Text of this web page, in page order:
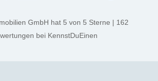
thanks, and a huge part of
the credit goes to Amelie
Jamrowâ€”she was
exceptionally professional,
GmbH hat 5 von 5 Sterne | 162
bei KennstDuEinen